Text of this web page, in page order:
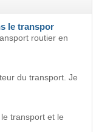
le transpor
routier en
du transport. Je
transport et le